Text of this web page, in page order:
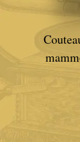
Couteaux